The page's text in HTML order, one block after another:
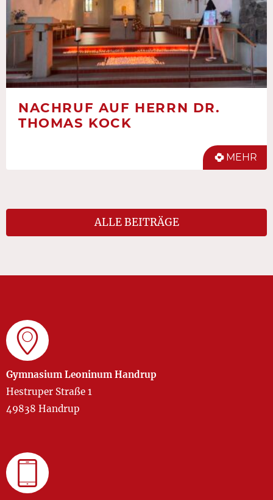
NACHRUF AUF HERRN DR.
THOMAS KOCK
MEHR
ALLE BEITRÄGE
Gymnasium Leoninum Handrup
Hestruper Straße 1
49838 Handrup